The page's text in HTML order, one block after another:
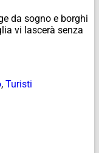
da sogno e borghi
vi lascerà senza
, Turisti